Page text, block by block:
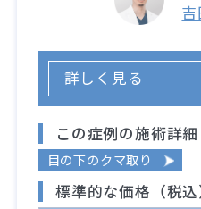
詳しく見る
この症例の施術詳細
目の下のクマ取り
標準的な価格（税込